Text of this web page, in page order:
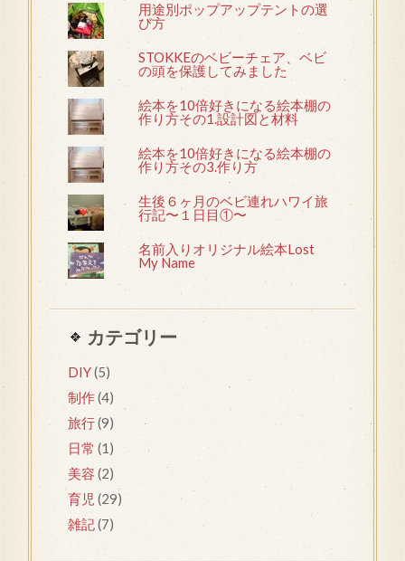
用途別ポップアップテントの選
び方
STOKKEのベビーチェア、ベビ
の頭を保護してみました
絵本を10倍好きになる絵本棚の
作り方その1.設計図と材料
絵本を10倍好きになる絵本棚の
作り方その3.作り方
生後６ヶ月のベビ連れハワイ旅
行記〜１日目①〜
名前入りオリジナル絵本Lost
My Name
カテゴリー
DIY(5)
制作(4)
旅行(9)
日常 (1)
美容 (2)
育児 (29)
雑記(7)